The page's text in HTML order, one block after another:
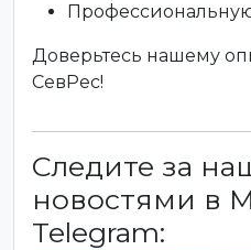
Доверьтесь нашему
СевРес!
Следите за
новостями в
Telegram: